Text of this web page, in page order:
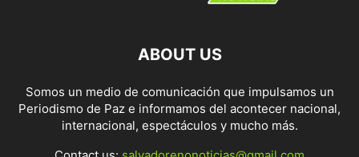
ABOUT US
Somos un medio de comunicación que impulsamos un
Periodismo de Paz e informamos del acontecer nacional,
internacional, espectáculos y mucho más.